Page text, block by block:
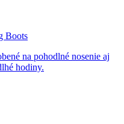
Boots
na pohodlné nosenie aj
hodiny.